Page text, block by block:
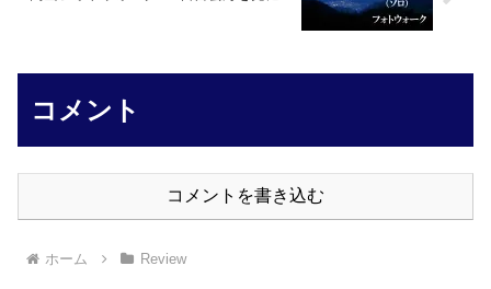
コメント
コメントを書き込む
ホーム Review